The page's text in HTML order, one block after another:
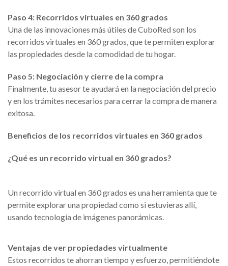
Paso 4: Recorridos virtuales en 360 grados
Una de las innovaciones más útiles de CuboRed son los
recorridos virtuales en 360 grados, que te permiten explorar
las propiedades desde la comodidad de tu hogar.
Paso 5: Negociación y cierre de la compra
Finalmente, tu asesor te ayudará en la negociación del precio
y en los trámites necesarios para cerrar la compra de manera
exitosa.
Beneficios de los recorridos virtuales en 360 grados
¿Qué es un recorrido virtual en 360 grados?
Un recorrido virtual en 360 grados es una herramienta que te
permite explorar una propiedad como si estuvieras allí,
usando tecnología de imágenes panorámicas.
Ventajas de ver propiedades virtualmente
Estos recorridos te ahorran tiempo y esfuerzo, permitiéndote